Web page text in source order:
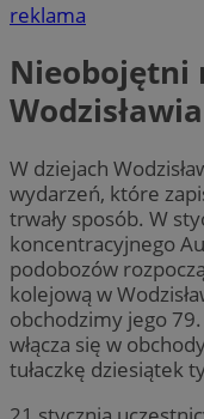
reklama
Nieobojętni
Wodzisławia
W dziejach
wydarzeń, które
trwały sposób. W
koncentracyjnego
podobozów
kolejową w
obchodzimy jego
włącza się w
tułaczkę dziesiątek